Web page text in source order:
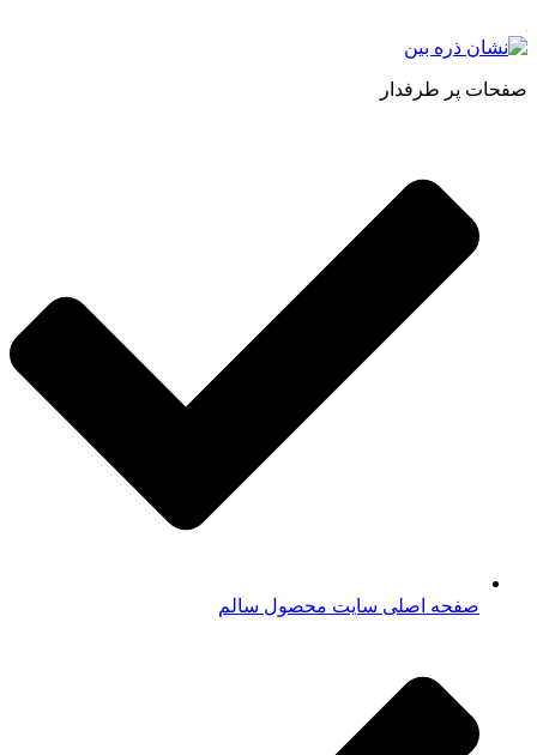
صفحات پر طرفدار
صفحه اصلی سایت محصول سالم